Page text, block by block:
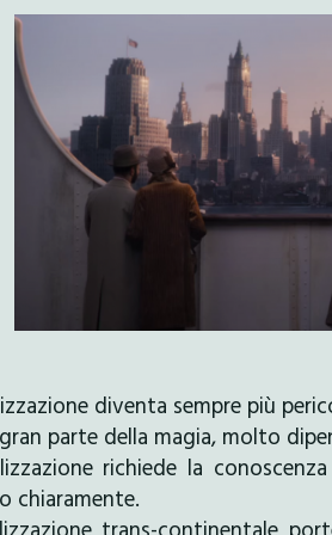
diventa sempre più
parte della magia, molto
richiede la
chiaramente.